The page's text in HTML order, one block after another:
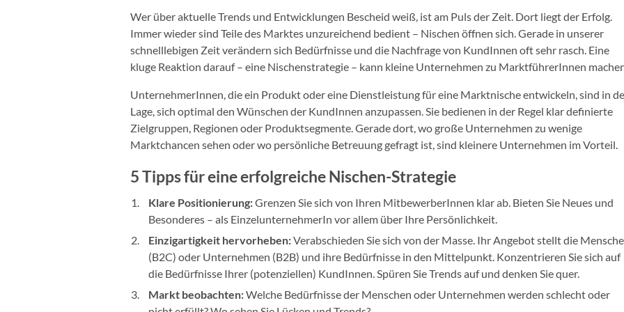
Wer über aktuelle Trends und Entwicklungen Bescheid weiß, ist am Puls der Zeit. Dort liegt der Erfolg.
Immer wieder sind Teile des Marktes unzureichend bedient – Nischen öffnen sich. Gerade in unserer
schnelllebigen Zeit verändern sich Bedürfnisse und die Nachfrage von KundInnen oft sehr rasch. Eine
kluge Reaktion darauf – eine Nischenstrategie – kann kleine Unternehmen zu MarktführerInnen
UnternehmerInnen, die ein Produkt oder eine Dienstleistung für eine Marktnische entwickeln, sind in
Lage, sich optimal den Wünschen der KundInnen anzupassen. Sie bedienen in der Regel klar definierte
Zielgruppen, Regionen oder Produktsegmente. Gerade dort, wo große Unternehmen zu wenige
Marktchancen sehen oder wo persönliche Betreuung gefragt ist, sind kleinere Unternehmen im Vorteil.
5 Tipps für eine erfolgreiche Nischen-Strategie
Klare Positionierung:Grenzen Sie sich von Ihren MitbewerberInnen klar ab. Bieten Sie Neues und
Besonderes – als EinzelunternehmerIn vor allem über Ihre Persönlichkeit.
Einzigartigkeit hervorheben:Verabschieden Sie sich von der Masse. Ihr Angebot stellt die
(B2C) oder Unternehmen (B2B) und ihre Bedürfnisse in den Mittelpunkt. Konzentrieren Sie sich auf
die Bedürfnisse Ihrer (potenziellen) KundInnen. Spüren Sie Trends auf und denken Sie quer.
Markt beobachten:Welche Bedürfnisse der Menschen oder Unternehmen werden schlecht oder